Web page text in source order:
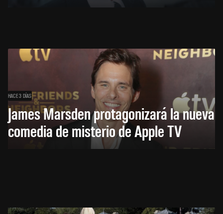
HACE 3 DÍAS
James Marsden protagonizará la nueva
comedia de misterio de Apple TV